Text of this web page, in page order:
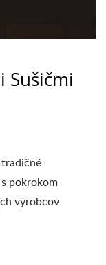
Sušičmi
tradičné
pokrokom
výrobcov